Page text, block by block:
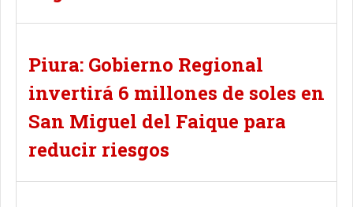
Piura: Gobierno Regional
invertirá 6 millones de soles en
San Miguel del Faique para
reducir riesgos